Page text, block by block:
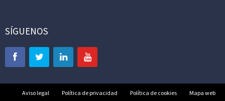
SÍGUENOS
Aviso legal Política de privacidad Política de cookies Mapa web